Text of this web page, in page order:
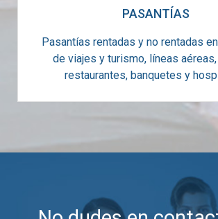
PASANTÍAS
Pasantías rentadas y no rentadas
de viajes y turismo, líneas
restaurantes, banquetes y